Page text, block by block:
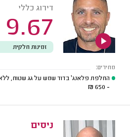
דירוג כללי
9.67
זמינות חלקית
מחירים:
החלפת פלאנג' בדוד שמש על גג שטוח, ללא
- 650
₪
ניסים